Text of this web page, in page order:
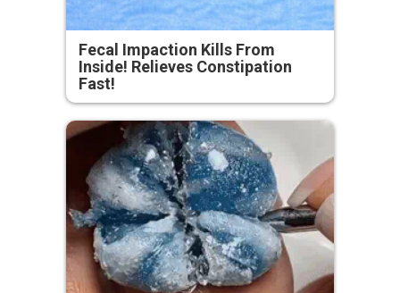
Fecal Impaction Kills From
Inside! Relieves Constipation
Fast!